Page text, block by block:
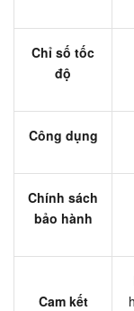
Chỉ số tốc
độ
Công dụng
Chính sách
bảo hành
Cam kết